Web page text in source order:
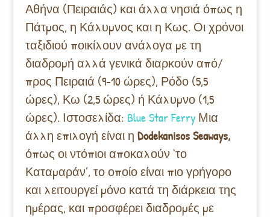
Αθήνα (Πειραιάς) και άλλα νησιά όπως η
Πάτμος, η Κάλυμνος και η Κως. Οι χρόνοι
ταξιδιού ποικίλουν ανάλογα με τη
διαδρομή αλλά γενικά διαρκούν από/
προς Πειραιά (9-10 ώρες), Ρόδο (5,5
ώρες), Κω (2,5 ώρες) ή Κάλυμνο (1,5
ώρες). Ιστοσελίδα: Blue Star Ferry Μια
άλλη επιλογή είναι ηDodekanisos Seaways,
όπως οι ντόπιοι αποκαλούν ‘το
Καταμαράν’, το οποίο είναι πιο γρήγορο
και λειτουργεί μόνο κατά τη διάρκεια της
ημέρας, και προσφέρει διαδρομές με